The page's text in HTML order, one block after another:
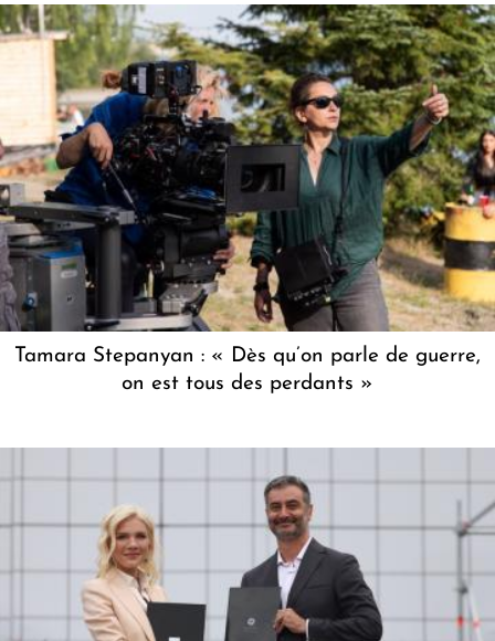
Tamara Stepanyan : « Dès qu’on parle de guerre,
on est tous des perdants »